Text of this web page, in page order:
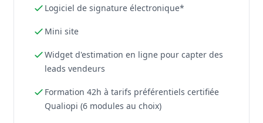
Logiciel de signature électronique*
Mini site
Widget d'estimation en ligne pour capter des
leads vendeurs
Formation 42h à tarifs préférentiels certifiée
Qualiopi (6 modules au choix)